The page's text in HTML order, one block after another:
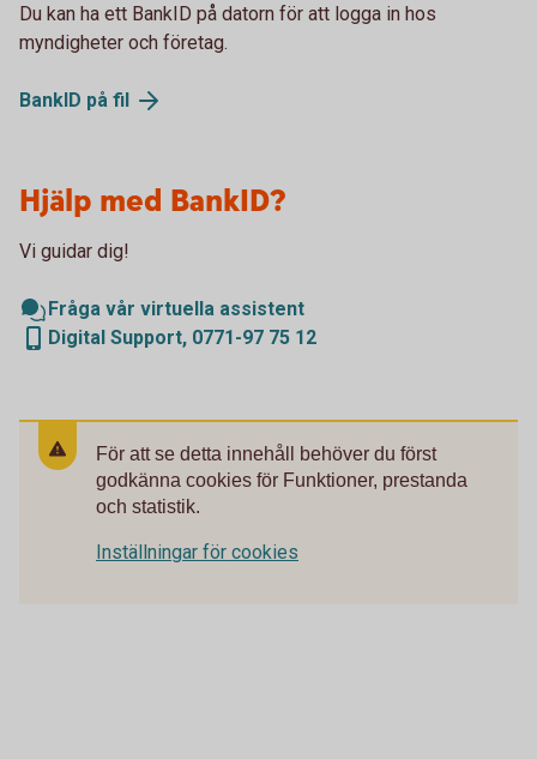
Du kan ha ett BankID på datorn för att logga in hos
myndigheter och företag.
BankID på fil
Hjälp med BankID?
Vi guidar dig!
Fråga vår virtuella assistent
Digital Support, 0771-97 75 12
För att se detta innehåll behöver du först
godkänna cookies för Funktioner, prestanda
och statistik.
Inställningar för cookies